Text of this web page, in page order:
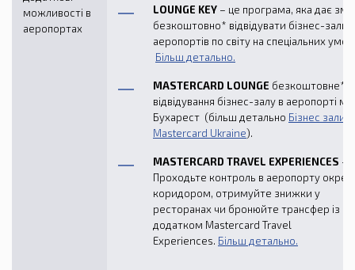
можливості в
аеропортах
LOUNGE KEY – це програма, яка дає
безкоштовно* відвідувати бізнес-зали
аеропортів по світу на спеціальних
Більш детально.
MASTERCARD LOUNGE безкоштовне*
відвідування бізнес-залу в аеропорті м.
Бухарест (більш детально Бізнес зали |
Mastercard Ukraine).
MASTERCARD TRAVEL EXPERIENCES –
Проходьте контроль в аеропорту
коридором, отримуйте знижки у
ресторанах чи бронюйте трансфер із
додатком Mastercard Travel
Experiences. Більш детально.